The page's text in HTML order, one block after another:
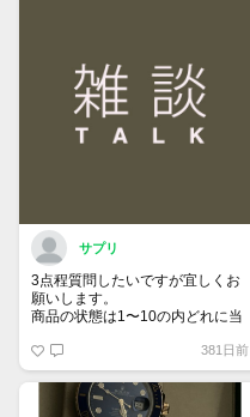
サプリ
3点程質問したいですが宜しくお
願いします。
商品の状態は1〜10の内どれに当
延長保証済みでしょうか。
3月頃から出てる商品ですがその
間の使用はしてるでしょか、宜し
くお願いします。
381日前